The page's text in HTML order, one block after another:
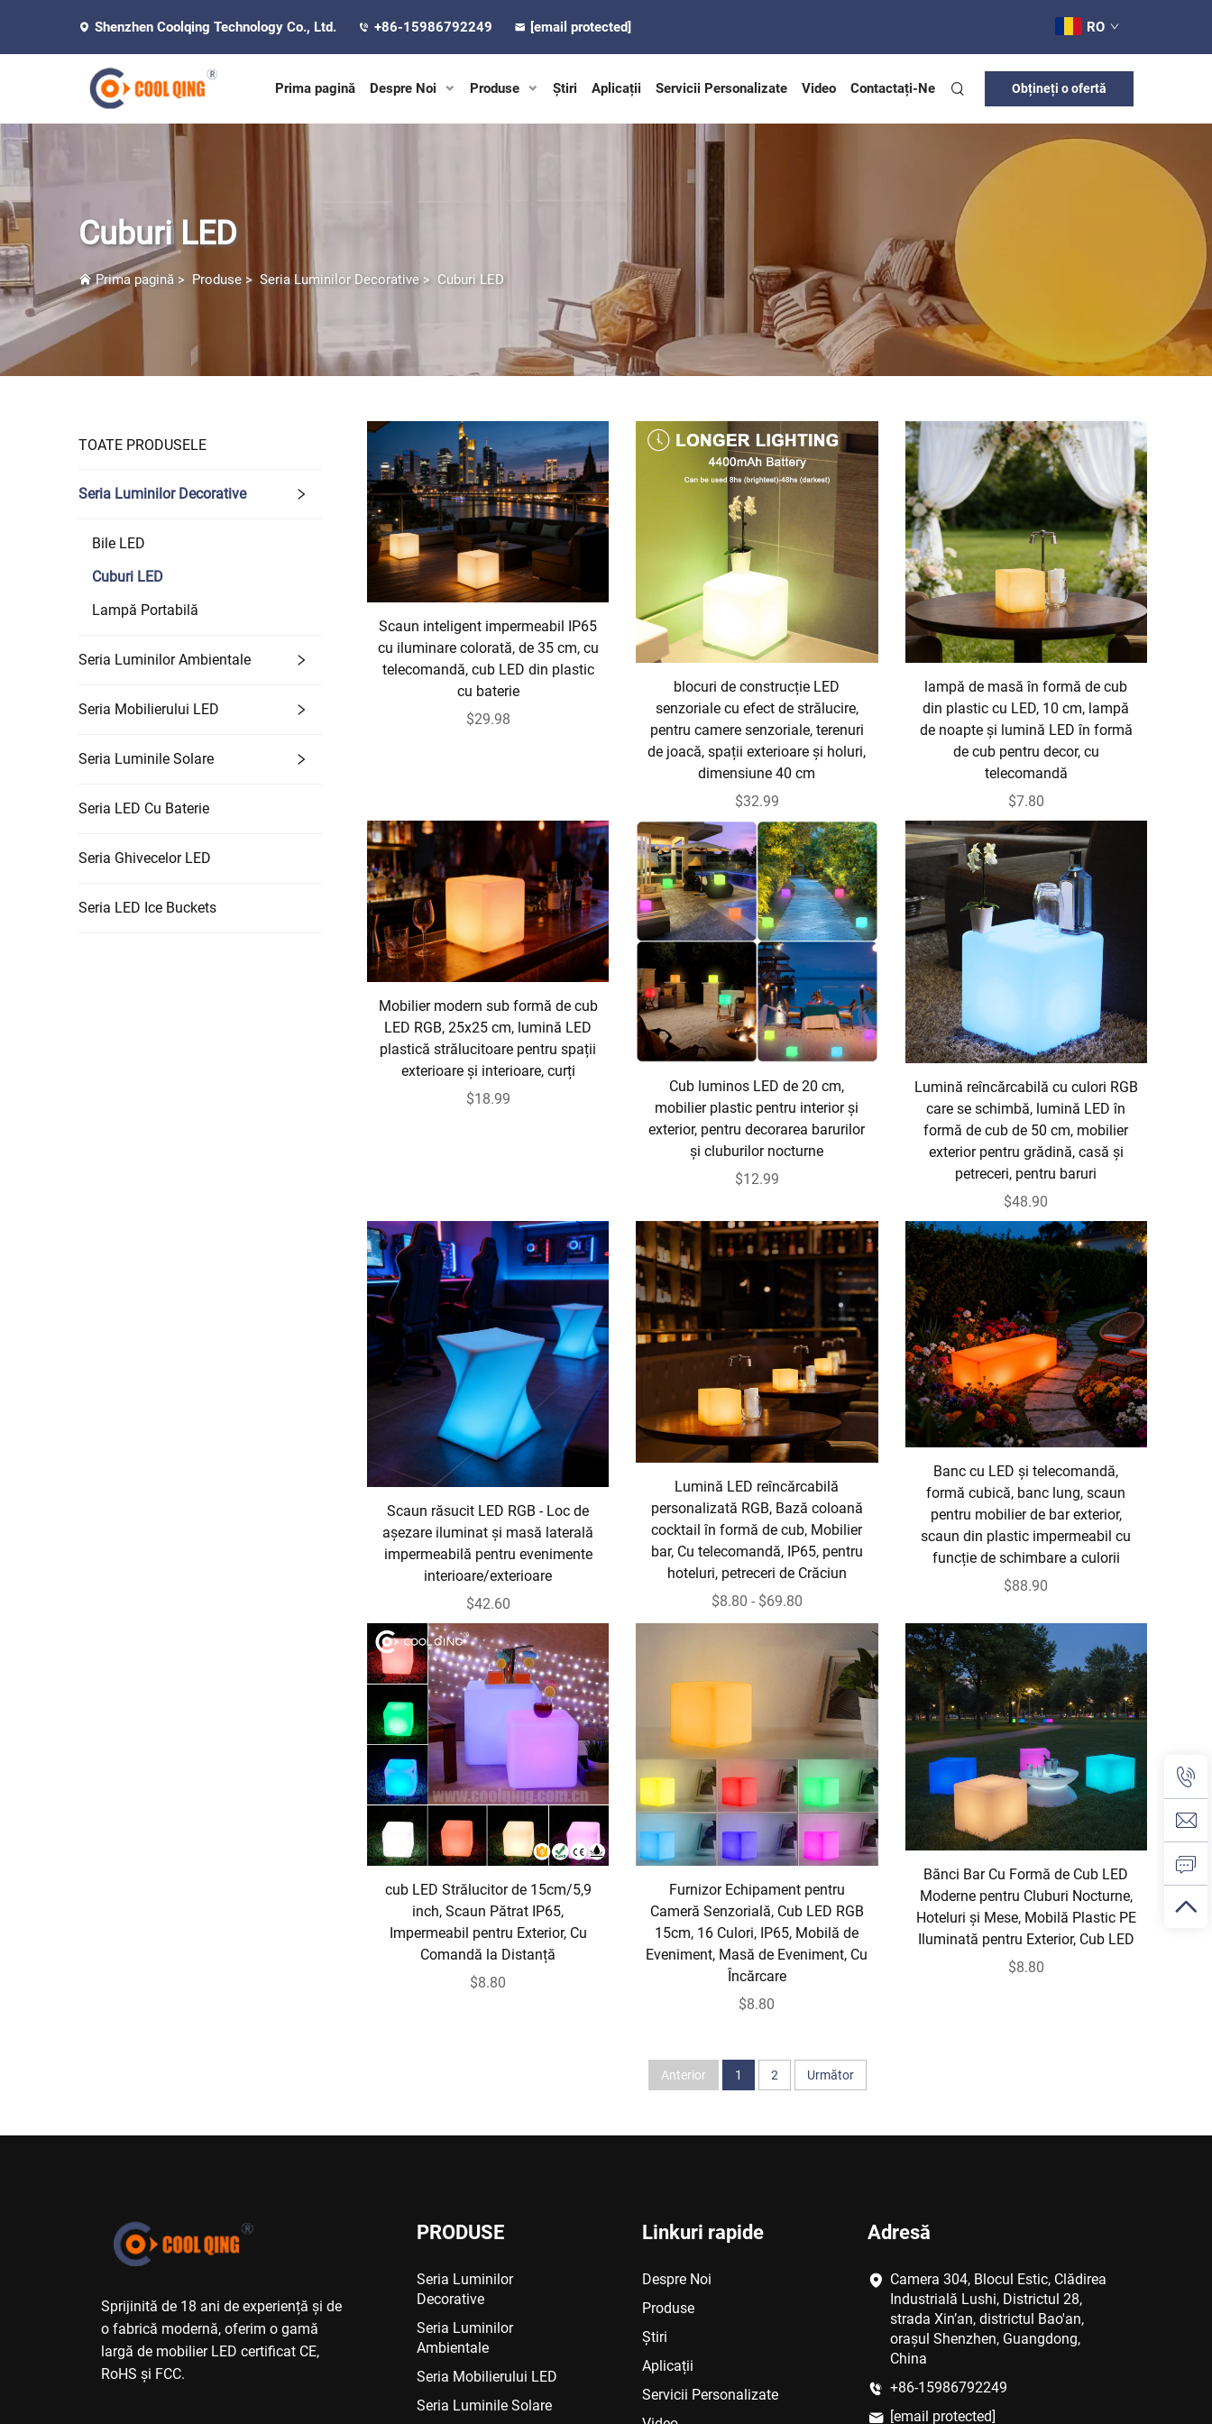
Shenzhen Coolqing Technology Co., Ltd. +86-15986792249 [email protected] RO
Prima pagină Despre Noi Produse Știri Aplicații Servicii Personalizate Video Contactați-Ne Obțineți o ofertă
Cuburi LED
Prima pagină > Produse > Seria Luminilor Decorative > Cuburi LED
TOATE PRODUSELE
Seria Luminilor Decorative
Bile LED
Cuburi LED
Lampă Portabilă
Seria Luminilor Ambientale
Seria Mobilierului LED
Seria Luminile Solare
Seria LED Cu Baterie
Seria Ghivecelor LED
Seria LED Ice Buckets
Scaun inteligent impermeabil IP65
cu iluminare colorată, de 35 cm, cu
telecomandă, cub LED din plastic
cu baterie
$29.98
blocuri de construcție LED
senzoriale cu efect de strălucire,
pentru camere senzoriale, terenuri
de joacă, spații exterioare și holuri,
dimensiune 40 cm
$32.99
lampă de masă în formă de cub
din plastic cu LED, 10 cm, lampă
de noapte și lumină LED în formă
de cub pentru decor, cu
telecomandă
$7.80
Mobilier modern sub formă de cub
LED RGB, 25x25 cm, lumină LED
plastică strălucitoare pentru spații
exterioare și interioare, curți
$18.99
Cub luminos LED de 20 cm,
mobilier plastic pentru interior și
exterior, pentru decorarea barurilor
și cluburilor nocturne
$12.99
Lumină reîncărcabilă cu culori RGB
care se schimbă, lumină LED în
formă de cub de 50 cm, mobilier
exterior pentru grădină, casă și
petreceri, pentru baruri
$48.90
Scaun răsucit LED RGB - Loc de
așezare iluminat și masă laterală
impermeabilă pentru evenimente
interioare/exterioare
$42.60
Lumină LED reîncărcabilă
personalizată RGB, Bază coloană
cocktail în formă de cub, Mobilier
bar, Cu telecomandă, IP65, pentru
hoteluri, petreceri de Crăciun
$8.80 - $69.80
Banc cu LED și telecomandă,
formă cubică, banc lung, scaun
pentru mobilier de bar exterior,
scaun din plastic impermeabil cu
funcție de schimbare a culorii
$88.90
cub LED Strălucitor de 15cm/5,9
inch, Scaun Pătrat IP65,
Impermeabil pentru Exterior, Cu
Comandă la Distanță
$8.80
Furnizor Echipament pentru
Cameră Senzorială, Cub LED RGB
15cm, 16 Culori, IP65, Mobilă de
Eveniment, Masă de Eveniment, Cu
Încărcare
$8.80
Bănci Bar Cu Formă de Cub LED
Moderne pentru Cluburi Nocturne,
Hoteluri și Mese, Mobilă Plastic PE
Iluminată pentru Exterior, Cub LED
$8.80
Anterior 1 2 Următor
Sprijinită de 18 ani de experiență și de
o fabrică modernă, oferim o gamă
largă de mobilier LED certificat CE,
RoHS și FCC.
PRODUSE
Seria Luminilor
Decorative
Seria Luminilor
Ambientale
Seria Mobilierului LED
Seria Luminile Solare
Linkuri rapide
Despre Noi
Produse
Știri
Aplicații
Servicii Personalizate
Adresă
Camera 304, Blocul Estic, Clădirea
Industrială Lushi, Districtul 28,
strada Xin’an, districtul Bao'an,
orașul Shenzhen, Guangdong,
China
+86-15986792249
[email protected]